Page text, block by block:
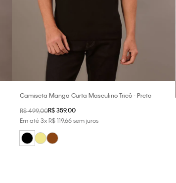
Camiseta Manga Curta Masculino Tricô - Preto
R$499,00R$359,00
Em até3xR$119,66sem juros